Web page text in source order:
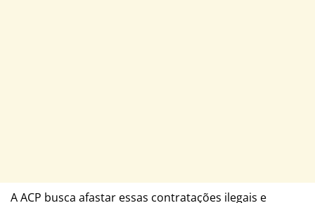
A ACP busca afastar essas contratações ilegais e